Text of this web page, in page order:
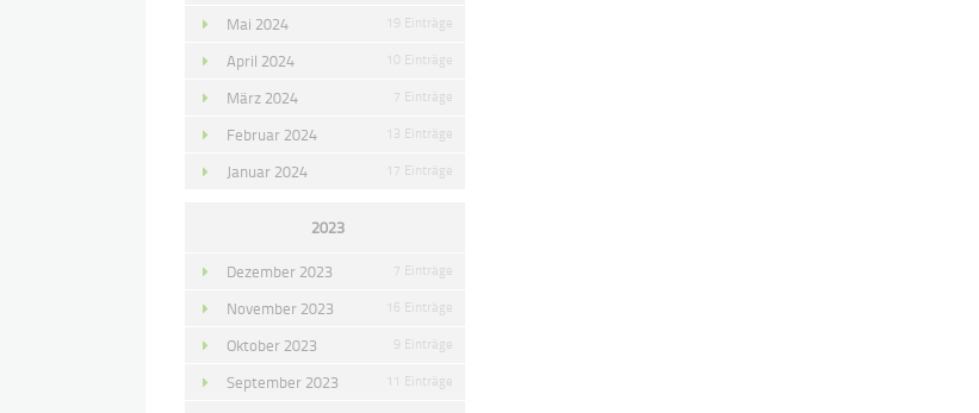
Mai 2024 19 Einträge
April 2024 10 Einträge
März 2024 7 Einträge
Februar 2024 13 Einträge
Januar 2024 17 Einträge
2023
Dezember 2023 7 Einträge
November 2023 16 Einträge
Oktober 2023 9 Einträge
September 2023 11 Einträge